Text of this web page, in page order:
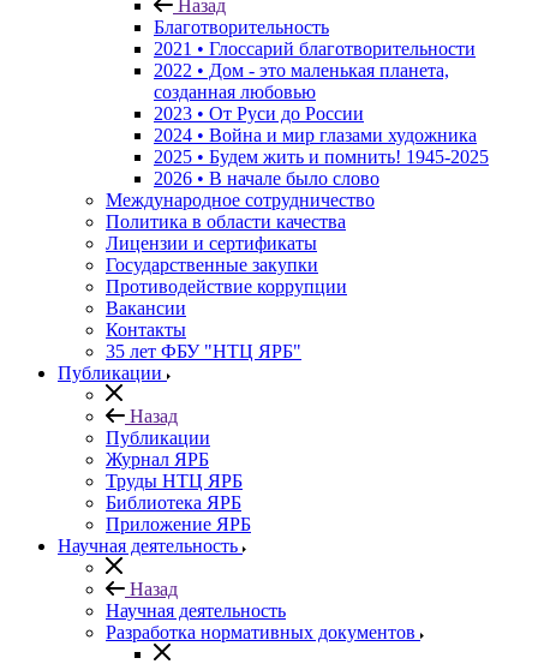
Назад
Благотворительность
2021 • Глоссарий благотворительности
2022 • Дом - это маленькая планета,
созданная любовью
2023 • От Руси до России
2024 • Война и мир глазами художника
2025 • Будем жить и помнить! 1945-2025
2026 • В начале было слово
Международное сотрудничество
Политика в области качества
Лицензии и сертификаты
Государственные закупки
Противодействие коррупции
Вакансии
Контакты
35 лет ФБУ "НТЦ ЯРБ"
Публикации
Назад
Публикации
Журнал ЯРБ
Труды НТЦ ЯРБ
Библиотека ЯРБ
Приложение ЯРБ
Научная деятельность
Назад
Научная деятельность
Разработка нормативных документов